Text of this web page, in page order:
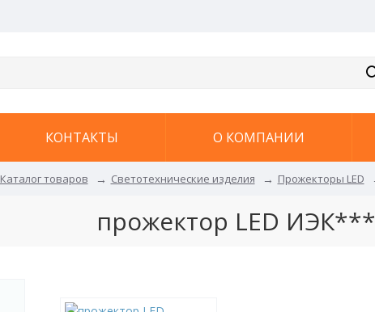
КОНТАКТЫ О КОМПАНИИ
Каталог товаров Светотехнические изделия Прожекторы LED
прожектор LED ИЭК***